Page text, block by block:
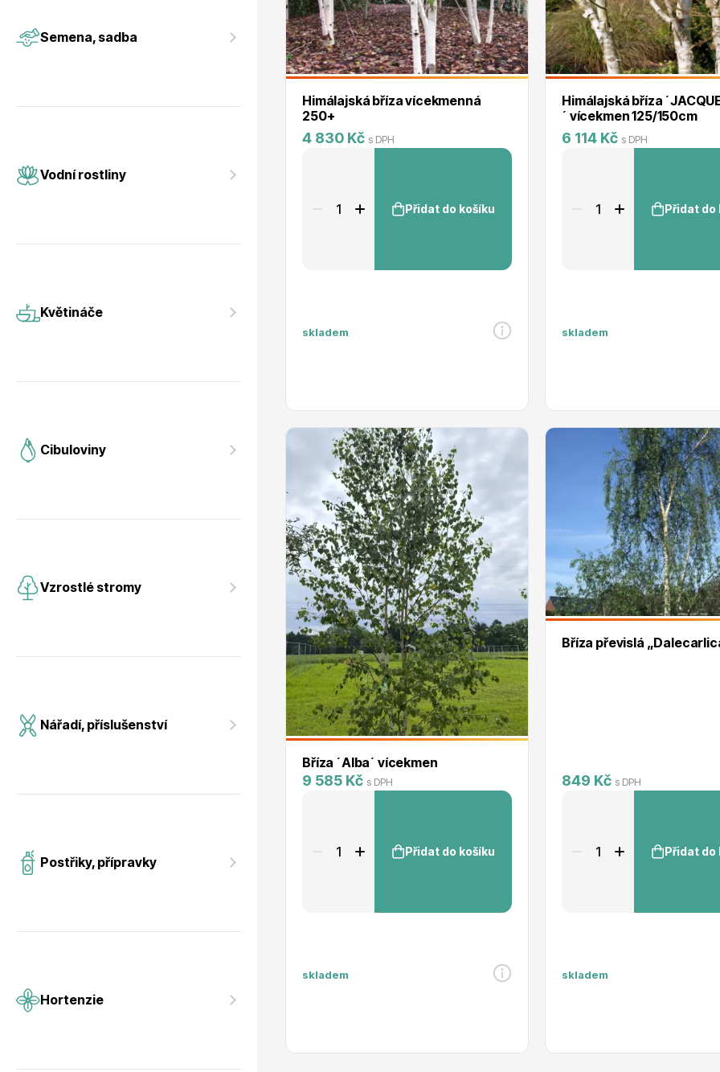
Růže KORDES
Drobná ovoce
Okrasné keře
Plazivé rostliny
Himálajská bříza vícekmenná
250+
4 830 Kč s DPH
Přidat do košíku
skladem
Himálajská bříza
´ vícekmen 125/150cm
6 114 Kč s DPH
Přidat do
skladem
Bříza ´Alba´ vícekmen
9 585 Kč s DPH
Přidat do košíku
skladem
Bříza převislá
849 Kč s DPH
Přidat do
skladem
Semena, sadba
Vodní rostliny
Květináče
Cibuloviny
Vzrostlé stromy
Nářadí, příslušenství
Postřiky, přípravky
Hortenzie